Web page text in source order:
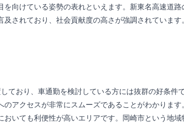
を向けている姿勢の表れといえます。新東名高速道
されており、社会貢献度の高さが強調されています
ており、車通勤を検討している方には抜群の好条件
アクセスが非常にスムーズであることがわかりま
おいても利便性が高いエリアです。岡崎市という地